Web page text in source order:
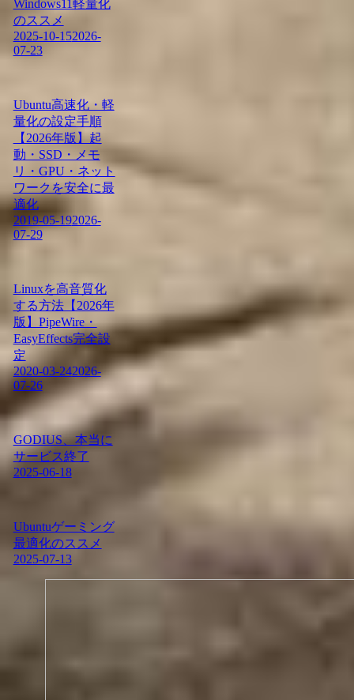
Windows11軽量化
のススメ
2025-10-152026-
07-23
Ubuntu高速化・軽
量化の設定手順
【2026年版】起
動・SSD・メモ
リ・GPU・ネット
ワークを安全に最
適化
2019-05-192026-
07-29
Linuxを高音質化
する方法【2026年
版】PipeWire・
EasyEffects完全設
定
2020-03-242026-
07-26
GODIUS、本当に
サービス終了
2025-06-18
Ubuntuゲーミング
最適化のススメ
2025-07-13